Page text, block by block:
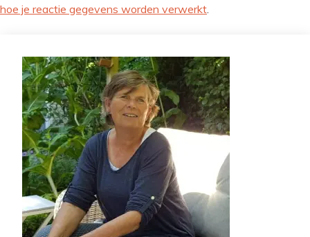
hoe je reactie gegevens worden verwerkt